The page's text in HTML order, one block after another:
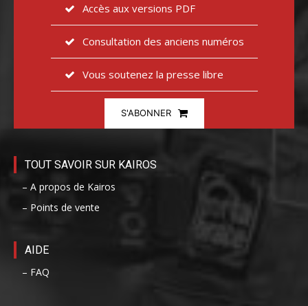
Accès aux versions PDF
Consultation des anciens numéros
Vous soutenez la presse libre
S'ABONNER
TOUT SAVOIR SUR KAIROS
– A propos de Kairos
– Points de vente
AIDE
– FAQ